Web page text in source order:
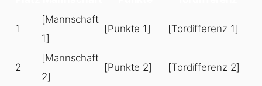
1
[Mannschaft
1]
[Punkte 1] [Tordifferenz 1]
2
[Mannschaft
2]
[Punkte 2] [Tordifferenz 2]